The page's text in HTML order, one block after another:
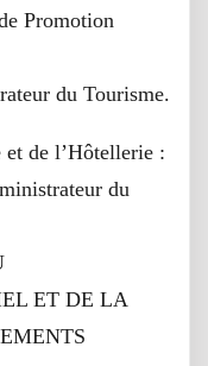
Promotion
du Tourisme.
de l’Hôtellerie :
du
ET DE LA